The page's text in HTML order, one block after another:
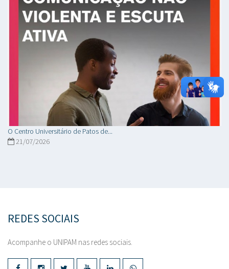
O Centro Universitário de Patos de...
21/07/2026
REDES SOCIAIS
Acompanhe o UNIPAM nas redes sociais.